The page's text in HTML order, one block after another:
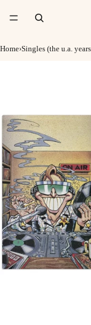
Home›Singles (the u.a.